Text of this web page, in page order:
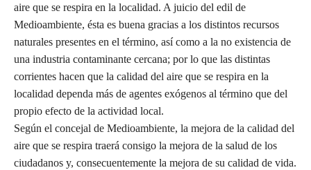
aire que se respira en la localidad. A juicio del edil de
Medioambiente, ésta es buena gracias a los distintos recursos
naturales presentes en el término, así como a la no existencia de
una industria contaminante cercana; por lo que las distintas
corrientes hacen que la calidad del aire que se respira en la
localidad dependa más de agentes exógenos al término que del
propio efecto de la actividad local.
Según el concejal de Medioambiente, la mejora de la calidad del
aire que se respira traerá consigo la mejora de la salud de los
ciudadanos y, consecuentemente la mejora de su calidad de vida.